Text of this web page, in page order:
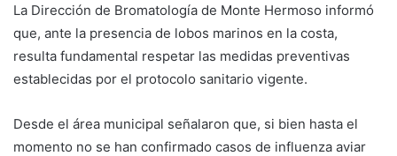
La Dirección de Bromatología de Monte Hermoso informó
que, ante la presencia de lobos marinos en la costa,
resulta fundamental respetar las medidas preventivas
establecidas por el protocolo sanitario vigente.
Desde el área municipal señalaron que, si bien hasta el
momento no se han confirmado casos de influenza aviar